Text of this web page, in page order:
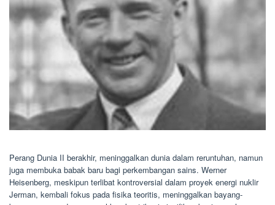
Perang Dunia II berakhir, meninggalkan dunia dalam reruntuhan, namun
juga membuka babak baru bagi perkembangan sains. Werner
Heisenberg, meskipun terlibat kontroversial dalam proyek energi nuklir
Jerman, kembali fokus pada fisika teoritis, meninggalkan bayang-